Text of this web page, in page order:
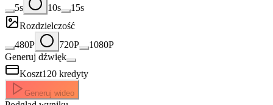
5s
10s
15s
Rozdzielczość
480P
720P
1080P
Generuj dźwięk
Koszt120 kredyty
Generuj wideo